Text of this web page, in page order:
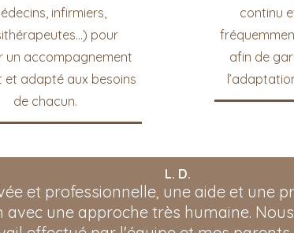
infirmiers,
pour
un accompagnement
et adapté aux besoins
de chacun.
continu
afin de
L. D.
et professionnelle, une aide et une
avec une approche très humaine.